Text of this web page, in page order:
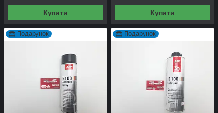
Купити Купити
Подарунок Подарунок